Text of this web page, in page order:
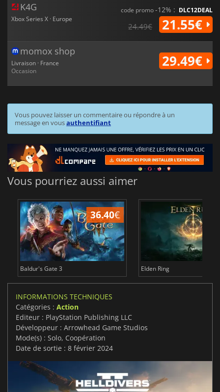
K4G
Xbox Series X · Europe
code promo-12% : DLC12DEAL
24.49€ 21.55€
momox shop
Livraison · France
Occasion
29.49€
Vous pouvez laisser un commentaire ou répondre à un
message en vousauthentifiant
Vous pourriez aussi aimer
36.40€
Baldur's Gate 3 Elden Ring
INFORMATIONS TECHNIQUES
Catégories : Action
Editeur : PlayStation Publishing LLC
Développeur : Arrowhead Game Studios
Mode(s) : Solo, Coopération
Date de sortie : 8 février 2024